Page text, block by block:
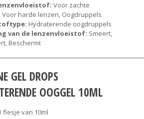
Voor zachte
Voor harde lenzen, Oogdruppels
Hydraterende oogdruppels
van de lenzenvloeistof: Smeert,
Beschermt
GEL DROPS
OOGGEL 10ML
flesje van 10ml